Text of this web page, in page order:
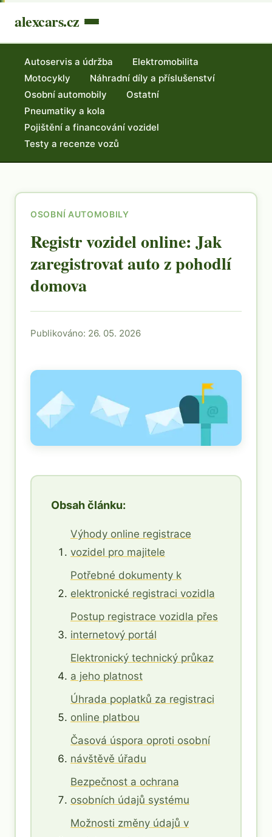
alexcars.cz
Autoservis a údržba
Elektromobilita
Motocykly
Náhradní díly a příslušenství
Osobní automobily
Ostatní
Pneumatiky a kola
Pojištění a financování vozidel
Testy a recenze vozů
OSOBNÍ AUTOMOBILY
Registr vozidel online: Jak
zaregistrovat auto z pohodlí
domova
Publikováno: 26. 05. 2026
Obsah článku:
Výhody online registrace
vozidel pro majitele
Potřebné dokumenty k
elektronické registraci vozidla
Postup registrace vozidla přes
internetový portál
Elektronický technický průkaz
a jeho platnost
Úhrada poplatků za registraci
online platbou
Časová úspora oproti osobní
návštěvě úřadu
Bezpečnost a ochrana
osobních údajů systému
Možnosti změny údajů v